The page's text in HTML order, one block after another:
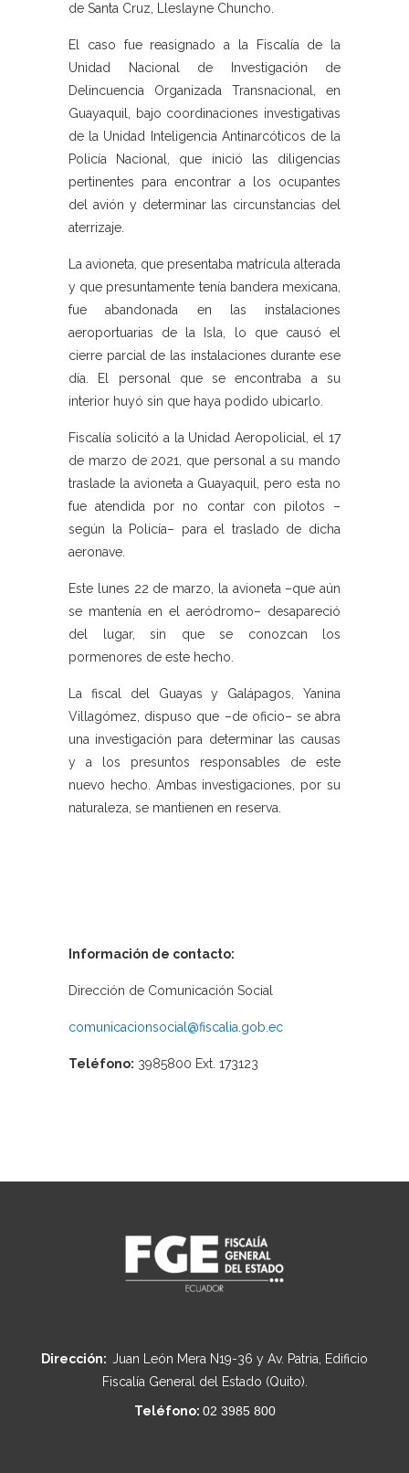
de Santa Cruz, Lleslayne Chuncho.
El caso fue reasignado a la Fiscalía de la
Unidad Nacional de Investigación de
Delincuencia Organizada Transnacional, en
Guayaquil, bajo coordinaciones investigativas
de la Unidad Inteligencia Antinarcóticos de la
Policía Nacional, que inició las diligencias
pertinentes para encontrar a los ocupantes
del avión y determinar las circunstancias del
aterrizaje.
La avioneta, que presentaba matrícula alterada
y que presuntamente tenía bandera mexicana,
fue abandonada en las instalaciones
aeroportuarias de la Isla, lo que causó el
cierre parcial de las instalaciones durante ese
día. El personal que se encontraba a su
interior huyó sin que haya podido ubicarlo.
Fiscalía solicitó a la Unidad Aeropolicial, el 17
de marzo de 2021, que personal a su mando
traslade la avioneta a Guayaquil, pero esta no
fue atendida por no contar con pilotos –
según la Policía– para el traslado de dicha
aeronave.
Este lunes 22 de marzo, la avioneta –que aún
se mantenía en el aeródromo– desapareció
del lugar, sin que se conozcan los
pormenores de este hecho.
La fiscal del Guayas y Galápagos, Yanina
Villagómez, dispuso que –de oficio– se abra
una investigación para determinar las causas
y a los presuntos responsables de este
nuevo hecho. Ambas investigaciones, por su
naturaleza, se mantienen en reserva.
Información de contacto:
Dirección de Comunicación Social
comunicacionsocial@fiscalia.gob.ec
Teléfono: 3985800 Ext. 173123
Dirección: Juan León Mera N19-36 y Av. Patria, Edificio
Fiscalía General del Estado (Quito).
Teléfono: 02 3985 800